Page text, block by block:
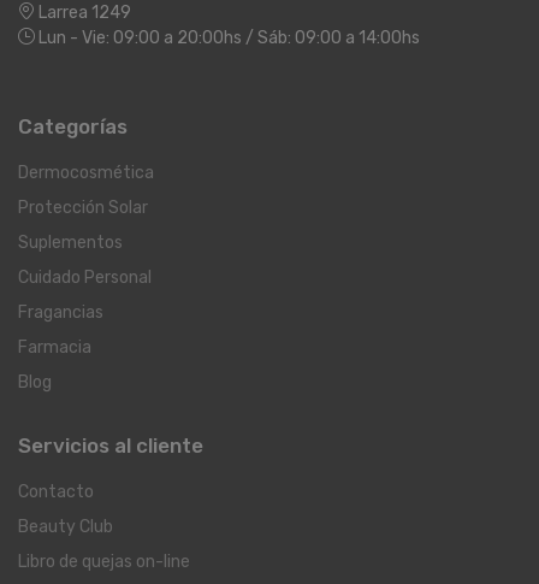
Larrea 1249
Lun - Vie: 09:00 a 20:00hs / Sáb: 09:00 a 14:00hs
Categorías
Dermocosmética
Protección Solar
Suplementos
Cuidado Personal
Fragancias
Farmacia
Blog
Servicios al cliente
Contacto
Beauty Club
Libro de quejas on-line